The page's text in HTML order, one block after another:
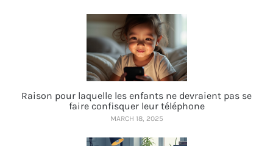
Raison pour laquelle les enfants ne devraient pas se
faire confisquer leur téléphone
MARCH 18, 2025